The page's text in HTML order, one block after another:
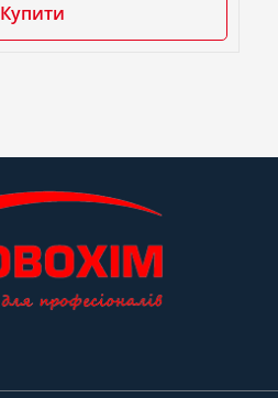
Купити